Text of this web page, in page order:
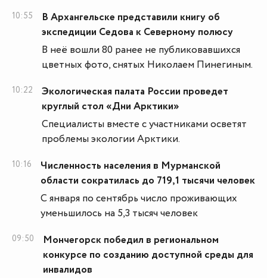
10:55
В Архангельске представили книгу об
экспедиции Седова к Северному полюсу
В неё вошли 80 ранее не публиковавшихся
цветных фото, снятых Николаем Пинегиным.
10:22
Экологическая палата России проведет
круглый стол «Дни Арктики»
Специалисты вместе с участниками осветят
проблемы экологии Арктики.
10:16
Численность населения в Мурманской
области сократилась до 719,1 тысячи человек
С января по сентябрь число проживающих
уменьшилось на 5,3 тысяч человек
09:50
Мончегорск победил в региональном
конкурсе по созданию доступной среды для
инвалидов